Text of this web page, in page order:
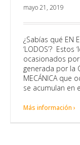
mayo 21, 2019
¿Sabías qué EN
‘LODOS’? Estos
ocasionados por
generada por la
MECÁNICA que
se acumulan en
Más información ›